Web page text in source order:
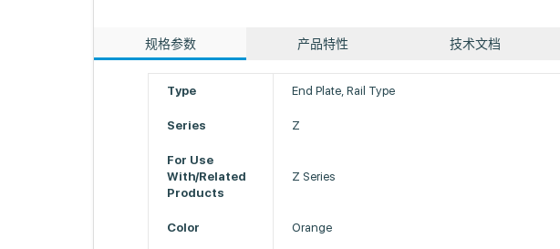
规格参数 产品特性 技术文档
Type End Plate, Rail Type
Series Z
For Use
With/Related
Products
Z Series
Color Orange